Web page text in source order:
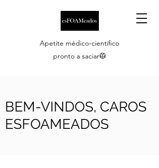
Apetite médico-científico
pronto a saciar🥼
BEM-VINDOS, CAROS
ESFOAMEADOS